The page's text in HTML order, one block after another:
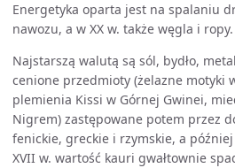
Energetyka oparta jest na spalaniu
nawozu, a w XX w. także węgla i ropy.
Najstarszą walutą są sól, bydło,
cenione przedmioty (żelazne motyki
plemienia Kissi w Górnej Gwinei,
Nigrem) zastępowane potem przez
fenickie, greckie i rzymskie, a
XVII w. wartość kauri gwałtownie